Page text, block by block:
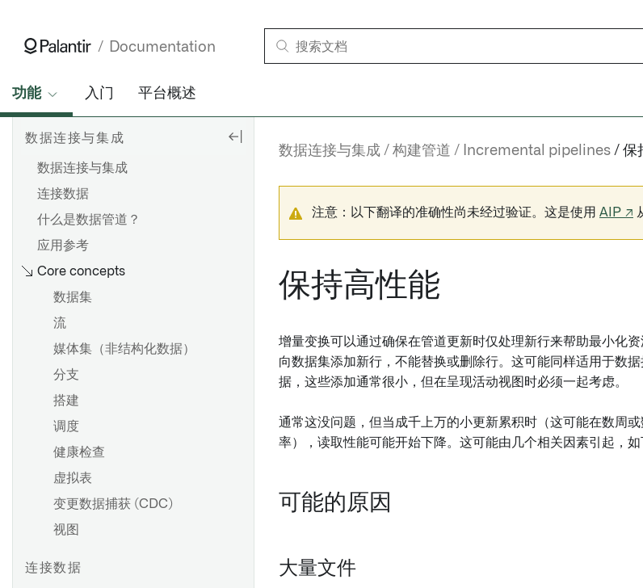
Documentation
功能 入门 平台概述
数据连接与集成
数据连接与集成
连接数据
什么是数据管道？
应用参考
Core concepts
数据集
流
媒体集（非结构化数据）
分支
搭建
调度
健康检查
虚拟表
变更数据捕获 (CDC)
视图
连接数据
数据连接与集成 构建管道 Incremental pipelines 保
注意：以下翻译的准确性尚未经过验证。这是使用 AIP ↗
保持高性能
增量变换可以通过确保在管道更新时仅处理新行来帮助最小化
向数据集添加新行，不能替换或删除行。这可能同样适用于数
据，这些添加通常很小，但在呈现活动视图时必须一起考虑。
通常这没问题，但当成千上万的小更新累积时（这可能在数周
率），读取性能可能开始下降。这可能由几个相关因素引起，如
可能的原因
大量文件